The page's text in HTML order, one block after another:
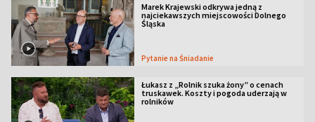
Marek Krajewski odkrywa jedną z
najciekawszych miejscowości Dolnego
Śląska
Pytanie na Śniadanie
Łukasz z „Rolnik szuka żony” o cenach
truskawek. Koszty i pogoda uderzają w
rolników